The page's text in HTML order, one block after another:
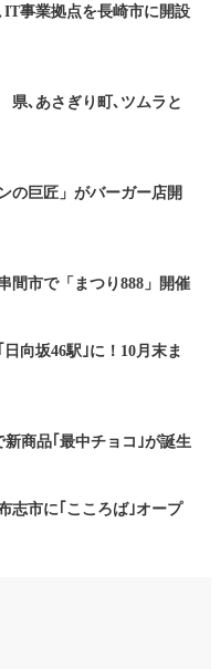
IT事業拠点を長崎市に開設
県､あさぎり町､ツムラと
の巨匠」がバーガー店開
間市で「まつり888」開催
向坂46駅｣に！10月末ま
新商品｢最中チョコ｣が誕生
志市に｢こころば｣オープ